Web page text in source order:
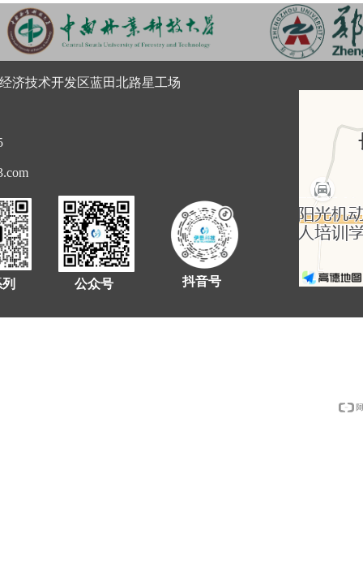
济技术开发区蓝田北路星工场
公众号 抖音号